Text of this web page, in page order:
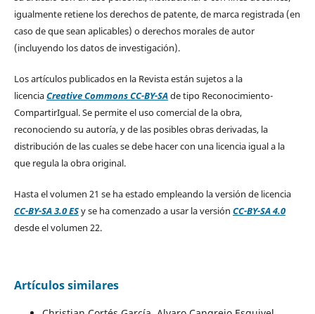
igualmente retiene los derechos de patente, de marca registrada (en
caso de que sean aplicables) o derechos morales de autor
(incluyendo los datos de investigación).
Los artículos publicados en la Revista están sujetos a la
licenciaCreative Commons CC-BY-SAde tipo Reconocimiento-
CompartirIgual. Se permite el uso comercial de la obra,
reconociendo su autoría, y de las posibles obras derivadas, la
distribución de las cuales se debe hacer con una licencia igual a la
que regula la obra original.
Hasta el volumen 21 se ha estado empleando la versión de licencia
CC-BY-SA 3.0 ESy se ha comenzado a usar la versión CC-BY-SA 4.0
desde el volumen 22.
Artículos similares